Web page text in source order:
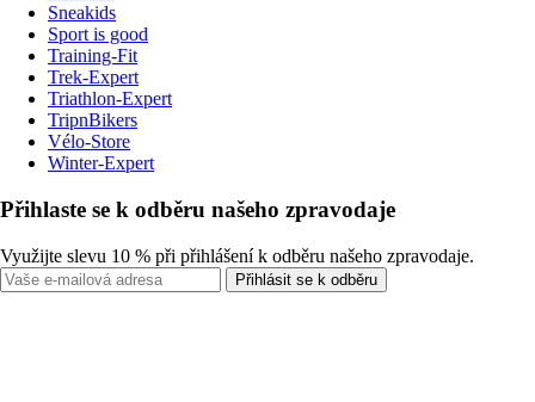
Sneakids
Sport is good
Training-Fit
Trek-Expert
Triathlon-Expert
TripnBikers
Vélo-Store
Winter-Expert
Přihlaste se k odběru našeho zpravodaje
Využijte slevu 10 % při přihlášení k odběru našeho zpravodaje.
Přihlásit se k odběru